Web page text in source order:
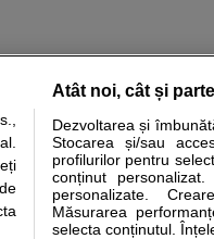
medicale Boli si
disponibile pe
ca pe langa informatia
Clickmed.
Atât noi, cât și
Dezvoltarea și
Stocarea și/sau
profilurilor pentru
conținut
personalizate.
Măsurarea
selecta conținutul.